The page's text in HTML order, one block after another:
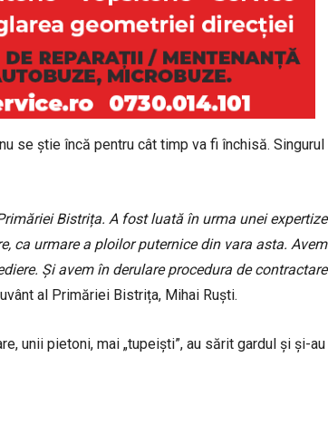
se știe încă pentru cât timp va fi închisă. Singurul
Bistrița. A fost luată în urma unei expertize
ca urmare a ploilor puternice din vara asta. Avem
Și avem în derulare procedura de contractare
al Primăriei Bistrița, Mihai Ruști.
unii pietoni, mai „tupeiști”, au sărit gardul și și-au